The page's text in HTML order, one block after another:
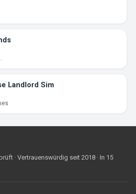
Landlord Sim
· Vertrauenswürdig seit 2018 · In 15